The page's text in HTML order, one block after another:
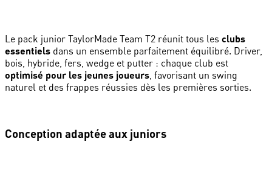
Le pack junior TaylorMade Team T2 réunit tous les clubs
essentiels dans un ensemble parfaitement équilibré. Driver,
bois, hybride, fers, wedge et putter : chaque club est
optimisé pour les jeunes joueurs, favorisant un swing
naturel et des frappes réussies dès les premières sorties.
Conception adaptée aux juniors